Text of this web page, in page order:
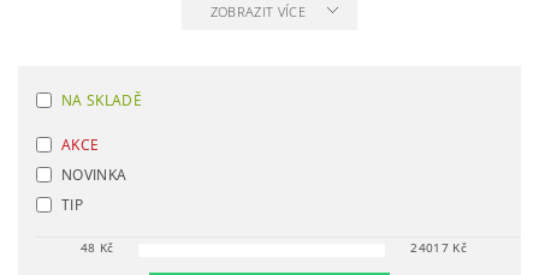
ZOBRAZIT VÍCE
NA SKLADĚ
AKCE
NOVINKA
TIP
48 Kč 24017Kč